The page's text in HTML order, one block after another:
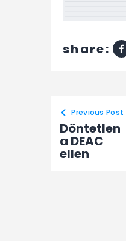
share:
Previous Post
Döntetlen
a DEAC
ellen